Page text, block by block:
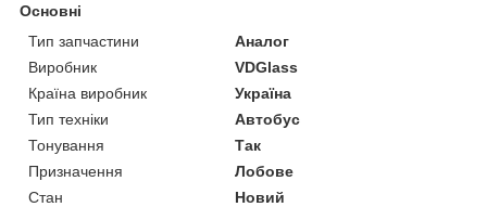
Основні
Тип запчастини
Аналог
Виробник
VDGlass
Країна виробник
Україна
Тип техніки
Автобус
Тонування
Так
Призначення
Лобове
Стан
Новий